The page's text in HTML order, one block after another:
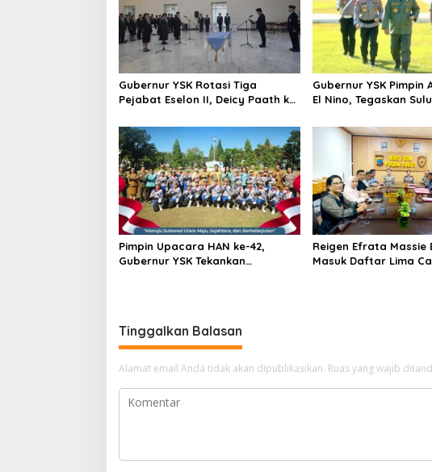
Gubernur YSK Rotasi Tiga
Pejabat Eselon II, Deicy Paath ke
Pimpin Dishub
Gubernur YSK Pimpin
El Nino, Tegaskan
Pimpin Upacara HAN ke-42,
Gubernur YSK Tekankan
Reigen Efrata Massie
Masuk Daftar Lima
Tinggalkan Balasan
Alamat email Anda tidak akan dipublikasikan. Ruas yang wajib